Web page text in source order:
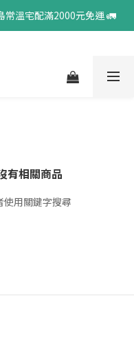
常溫宅配滿2000元免運 🚛
有相關商品
使用關鍵字搜尋